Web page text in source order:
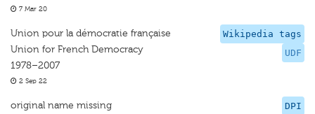
7 Mar 20
Wikipedia tags
UDF
Union pour la démocratie française
Union for French Democracy
1978–2007
2 Sep 22
DPI
original name missing